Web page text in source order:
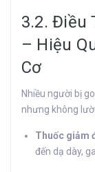
3.2. Điều
– Hiệu
Cơ
Nhiều người bị
nhưng không
Thuốc giảm
đến dạ dày,